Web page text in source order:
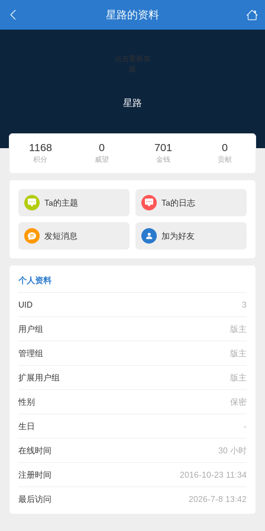
星路的资料
点击重新加
载
星路
1168
积分
0
威望
701
金钱
0
贡献
Ta的主题 Ta的日志
发短消息 加为好友
个人资料
UID 3
用户组 版主
管理组 版主
扩展用户组 版主
性别 保密
生日 -
在线时间 30 小时
注册时间 2016-10-23 11:34
最后访问 2026-7-8 13:42